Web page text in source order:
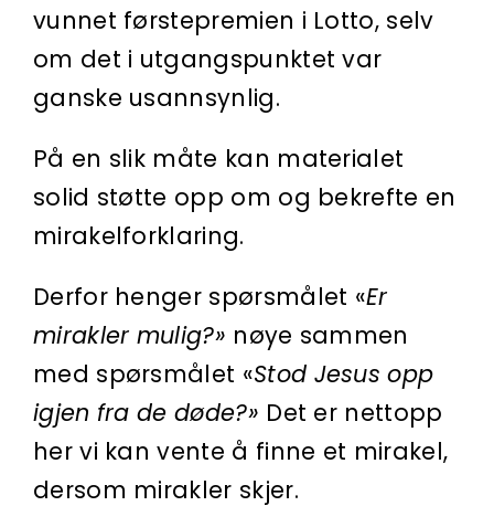
vunnet førstepremien i Lotto, selv
om det i utgangspunktet var
ganske usannsynlig.
På en slik måte kan materialet
solid støtte opp om og bekrefte en
mirakelforklaring.
Derfor henger spørsmålet «Er
mirakler mulig?» nøye sammen
med spørsmålet «Stod Jesus opp
igjen fra de døde?» Det er nettopp
her vi kan vente å finne et mirakel,
dersom mirakler skjer.